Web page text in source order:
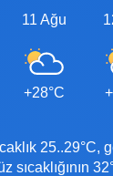
11 Ağu
+28°C
25..29°C,